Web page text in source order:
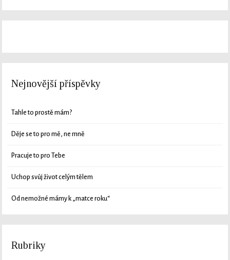
Nejnovější příspěvky
Tahle to prostě mám?
Děje se to pro mě, ne mně
Pracuje to pro Tebe
Uchop svůj život celým tělem
Od nemožné mámy k „matce roku“
Rubriky